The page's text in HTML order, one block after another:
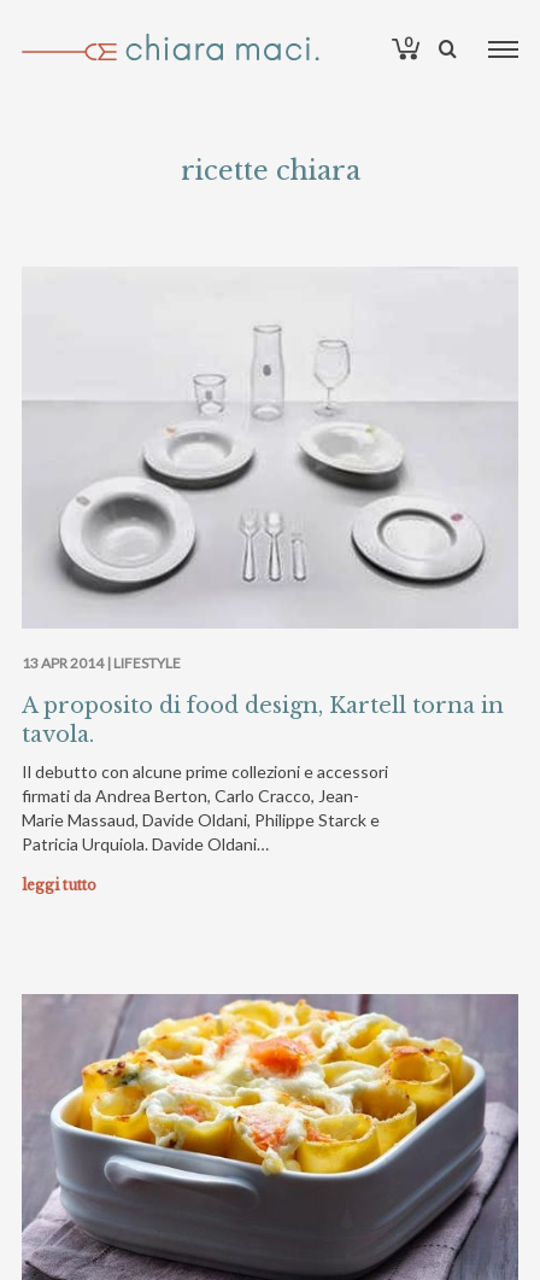
0
ricette chiara
13 APR 2014 | LIFESTYLE
A proposito di food design, Kartell torna in
tavola.
Il debutto con alcune prime collezioni e accessori
firmati da Andrea Berton, Carlo Cracco, Jean-
Marie Massaud, Davide Oldani, Philippe Starck e
Patricia Urquiola. Davide Oldani…
leggi tutto